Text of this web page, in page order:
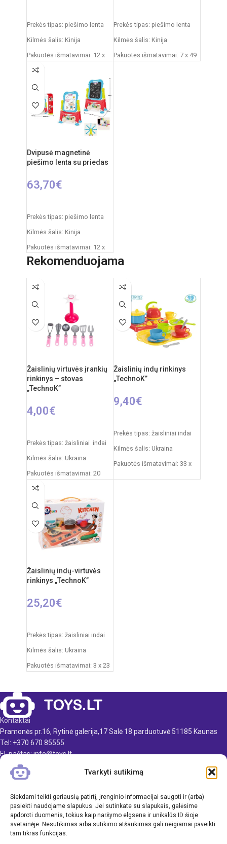
Tvarkyti sutikimą
Siekdami teikti geriausią patirtį, įrenginio informacijai saugoti ir (arba)
pasiekti naudojame slapukus. Jei sutinkate su slapukais, galėsime
apdoroti duomenis, tokius kaip naršymo elgsena ir unikalūs ID šioje
svetainėje. Nesutikimas arba sutikimo atšaukimas gali neigiamai paveikti
tam tikras funkcijas.
Prekės tipas: piešimo lenta
Kilmės šalis: Kinija
Pakuotės išmatavimai: 12 x
53,5 x 76,5 cm
Produkto išmatavimai: 33 x
58 x 110 cm
Rekomenduojamas amžius:
nuo 3 metų
Prekės tipas: piešimo lenta
Kilmės šalis: Kinija
Pakuotės išmatavimai: 7 x 49
Dvipusė magnetinė
piešimo lenta su priedas
63,70€
Prekės tipas: piešimo lenta
Kilmės šalis: Kinija
Pakuotės išmatavimai: 12 x
53,5 x 61,5 cm
58 x 84 cm
Rekomenduojamas amžius:
nuo 3 metų
Rekomenduojama
Žaislinių virtuvės įrankių
rinkinys – stovas
„TechnoK”
4,00€
Prekės tipas: žaisliniai indai
Kilmės šalis: Ukraina
Pakuotės išmatavimai: 20
x 10 x 10 cm
Produkto medžiaga: plastikas
Rekomenduojamas amžius:
nuo 3 metų
Žaislinių indų rinkinys
„TechnoK”
9,40€
Prekės tipas: žaisliniai indai
Kilmės šalis: Ukraina
Pakuotės išmatavimai: 33 x
Žaislinių indų-virtuvės
rinkinys „TechnoK”
25,20€
Prekės tipas: žaisliniai indai
Kilmės šalis: Ukraina
Pakuotės išmatavimai: 3 x 23
Produkto medžiaga: plastikas
Rekomenduojamas amžius:
nuo 3 metų
Kontaktai
Pramonės pr.16, Rytinė galerija,17 Salė 18 parduotuvė 51185 Kaunas
Tel: +370 670 85555
El. paštas: info@toys.lt
TOYS.LT
KLIENTAMS
INFORMACIJA